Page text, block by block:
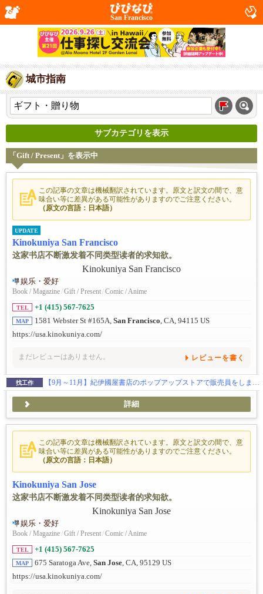
San Francisco
城市指南
サブカテゴリを表示
「Gift / Present」を表示中
この記事の文章は機械翻訳されています。原文と訳文の間で、意
味合い等に差異がある可能性がありますのでご注意ください。
（原文の言語：日本語）
UPDATE
Kinokuniya San Francisco
这家书店不断激发着不同类型读者的求知欲。
娱乐・爱好
Book / Magazine/Gift / Present/Comic / Anime
TEL +1 (415) 567-7625
MAP 1581 Webster St #165A, San Francisco , CA, 94115 US
https://usa.kinokuniya.com/
まだレビューはありません。 レビューを書く
找工作 【9月～11月】紀伊國屋書店のポップアップストアで販売員をしませんか？
詳細
この記事の文章は機械翻訳されています。原文と訳文の間で、意
味合い等に差異がある可能性がありますのでご注意ください。
（原文の言語：日本語）
Kinokuniya San Jose
这家书店不断激发着不同类型读者的求知欲。
娱乐・爱好
Book / Magazine/Gift / Present/Comic / Anime
TEL +1 (415) 567-7625
MAP 675 Saratoga Ave, San Jose , CA, 95129 US
https://usa.kinokuniya.com/